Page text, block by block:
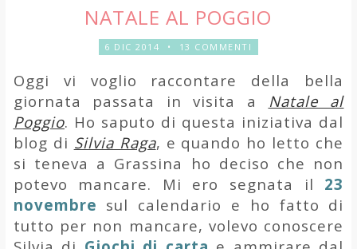
NATALE AL POGGIO
6 DIC 2014 • 13 COMMENTI
Oggi vi voglio raccontare della bella
giornata passata in visita a Natale al
Poggio. Ho saputo di questa iniziativa dal
blog di Silvia Raga, e quando ho letto che
si teneva a Grassina ho deciso che non
potevo mancare. Mi ero segnata il 23
novembre sul calendario e ho fatto di
tutto per non mancare, volevo conoscere